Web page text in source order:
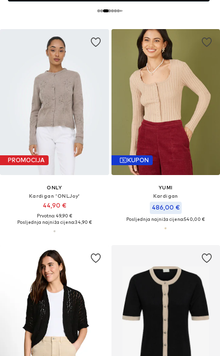
PROMOCIJA
ONLY
Kardigan 'ONLJoy'
44,90 €
Prvotno: 49,90 €
Posljednja najniža cijena:34,90 €
KUPON
YUMI
Kardigan
486,00 €
Posljednja najniža cijena:540,00 €